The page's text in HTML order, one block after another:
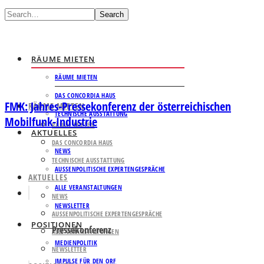
Search
RÄUME MIETEN
RÄUME MIETEN
DAS CONCORDIA HAUS
TECHNISCHE AUSSTATTUNG
AKTUELLES
NEWS
AUSSENPOLITISCHE EXPERTENGESPRÄCHE
ALLE VERANSTALTUNGEN
NEWSLETTER
POSITIONEN
MEDIENPOLITIK
IMPULSE FÜR DEN ORF
RÄUME MIETEN
RÄUME MIETEN
DAS CONCORDIA HAUS
TECHNISCHE AUSSTATTUNG
AKTUELLES
NEWS
AUSSENPOLITISCHE EXPERTENGESPRÄCHE
ALLE VERANSTALTUNGEN
NEWSLETTER
FMK: Jahres-Pressekonferenz der österreichischen
Mobilfunk-Industrie
Pressekonferenz